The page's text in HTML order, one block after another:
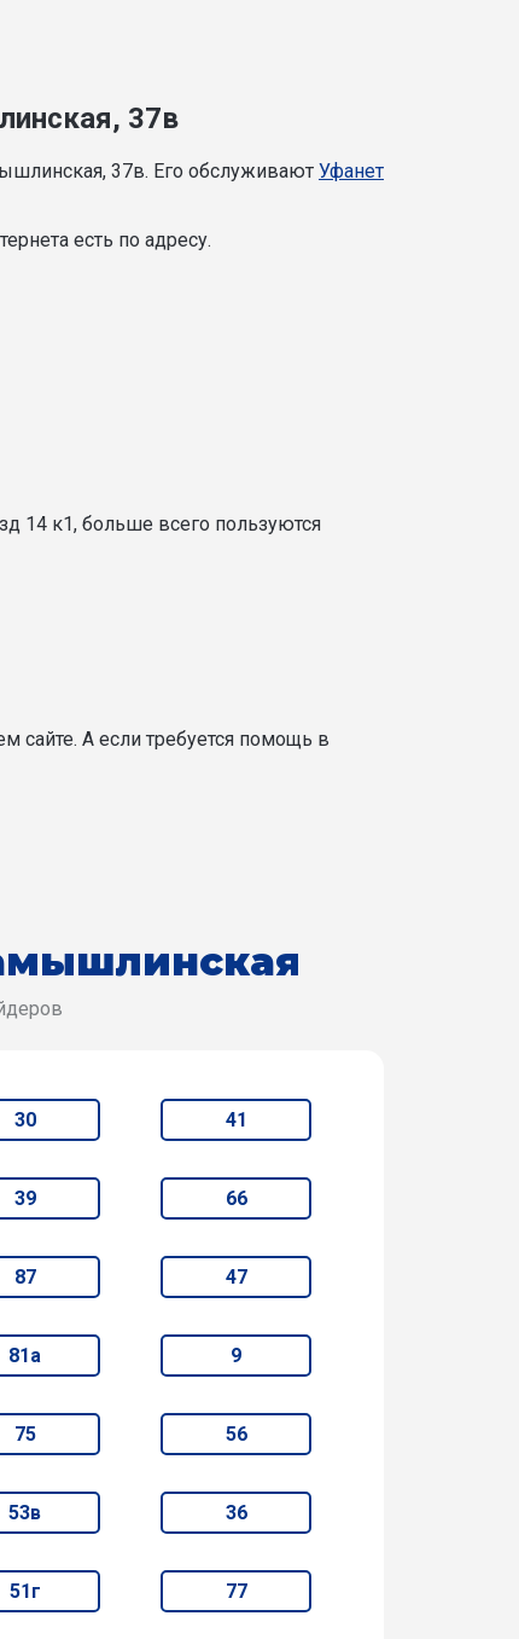
37в
37в. Его обслуживают Уфанет
есть по адресу.
14 к1, больше всего пользуются
А если требуется помощь в
30 41
39 66
87 47
81а 9
75 56
53в 36
51г 77